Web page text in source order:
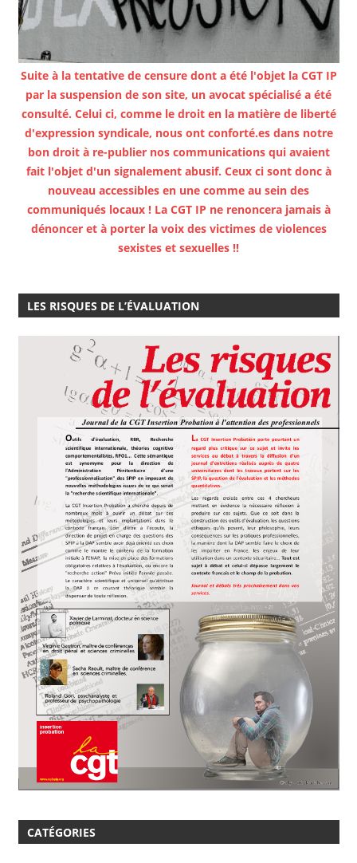
Suite à la tentative de censure dont a été l'objet la CGT IP
par la suspension de son site, un avocat spécialisé a été
consulté. Celui ci, comme le droit en la matière de liberté
d'expression syndicale, nous ont conforté.es dans notre
bon droit à re-publier nos communications qui avaient
fait l'objet d'un signalement abusif. Ceux ci sont donc à
nouveau accessibles en une comme au sein des
communiqués locaux ! La CGT IP ne renoncera jamais à
dénoncer et à porter la voix des victimes de violences
sexistes et sexuelles !!
LES RISQUES DE L’ÉVALUATION
CATÉGORIES